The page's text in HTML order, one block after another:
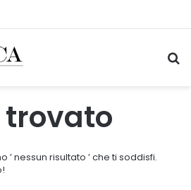
sull’uso dei farmaci in Italia
nessun risultato ’ che ti soddisfi.